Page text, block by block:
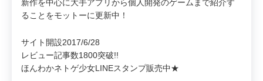
新作を中心に大手アプリから個人開発のゲームまで紹介す
ることをモットーに更新中！
サイト開設2017/6/28
レビュー記事数1800突破!!
ほんわかネトゲ少女LINEスタンプ販売中★